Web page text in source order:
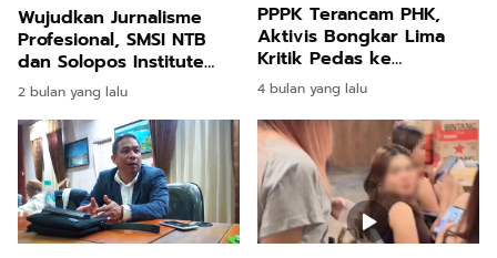
Wujudkan Jurnalisme
Profesional, SMSI NTB
dan Solopos Institute
Gelar UKW Juni
Mendatang
2 bulan yang lalu
PPPK Terancam PHK,
Aktivis Bongkar Lima
Kritik Pedas ke
Pemerintah Kabupaten
Lombok Barat
4 bulan yang lalu